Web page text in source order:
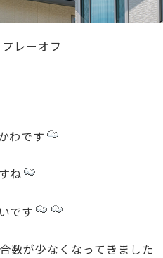
プレーオフ
わです
ね
です
数が少なくなってきました